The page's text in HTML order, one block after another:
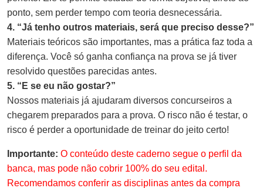
ponto, sem perder tempo com teoria desnecessária.
4. “Já tenho outros materiais, será que preciso desse?”
Materiais teóricos são importantes, mas a prática faz toda a
diferença. Você só ganha confiança na prova se já tiver
resolvido questões parecidas antes.
5. “E se eu não gostar?”
Nossos materiais já ajudaram diversos concurseiros a
chegarem preparados para a prova. O risco não é testar, o
risco é perder a oportunidade de treinar do jeito certo!
Importante: O conteúdo deste caderno segue o perfil da
banca, mas pode não cobrir 100% do seu edital.
Recomendamos conferir as disciplinas antes da compra